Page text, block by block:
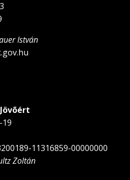
István
19
11316859-00000000
Zoltán